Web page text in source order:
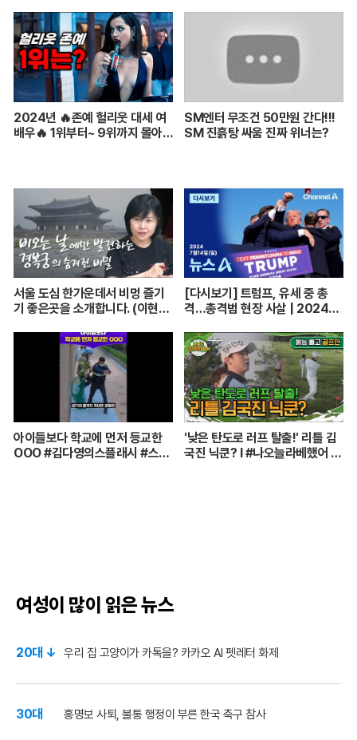
2024년 🔥존예 헐리웃 대세 여
배우🔥 1위부터~ 9위까지 몰아보
SM엔터 무조건 50만원 간다!!!
SM 진흙탕 싸움 진짜 위너는?
서울 도심 한가운데서 비멍 즐기
기 좋은곳을 소개합니다. (이현주
길] 240705(금)
[다시보기] 트럼프, 유세 중 총
격…총격범 현장 사살 | 2024년
아이들보다 학교에 먼저 등교한
OOO #김다영의스플래시 #스브
'낮은 탄도로 러프 탈출!' 리틀 김
국진 닉쿤? I #나오늘라베했어 E
여성이 많이 읽은 뉴스
20대 ↓ 우리 집 고양이가 카톡을? 카카오 AI 펫레터 화제
30대 홍명보 사퇴, 불통 행정이 부른 한국 축구 참사